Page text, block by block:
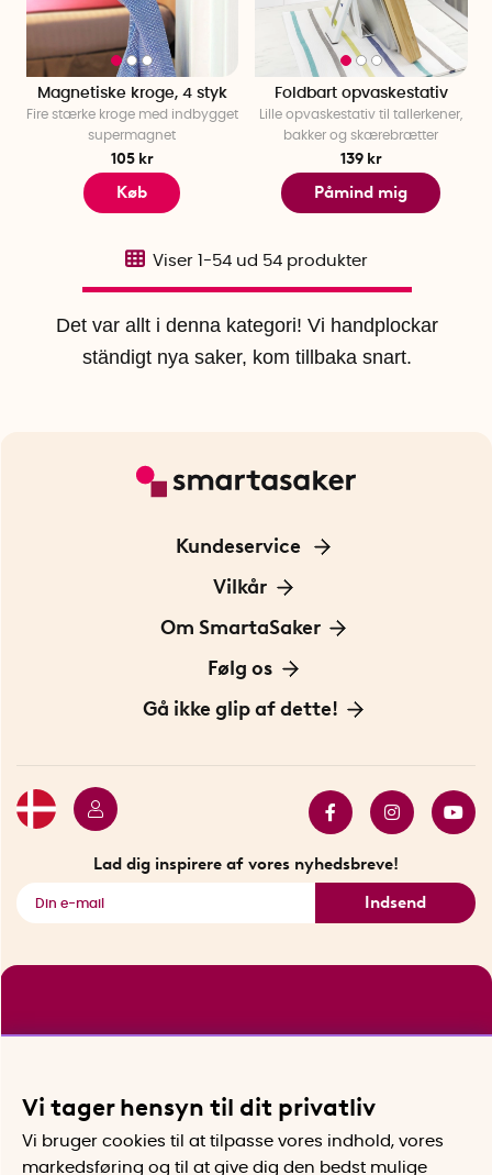
Magnetiske kroge, 4 styk
Fire stærke kroge med indbygget
supermagnet
105 kr
Køb
Foldbart opvaskestativ
Lille opvaskestativ til tallerkener,
bakker og skærebrætter
139 kr
Påmind mig
Det var allt i denna kategori! Vi handplockar
ständigt nya saker, kom tillbaka snart.
Viser 1-54 ud 54 produkter
Kundeservice
Kontakt os
Vilkår
Information om cookies
Privatlivspolitik
Om SmartaSaker
Om os
Vores historie
Følg os
Opfindere
Gå ikke glip af dette!
Se alle smarte produkter
Lad dig inspirere af vores nyhedsbreve!
Indsend
Vi tager hensyn til dit privatliv
Vi bruger cookies til at tilpasse vores indhold, vores
markedsføring og til at give dig den bedst mulige